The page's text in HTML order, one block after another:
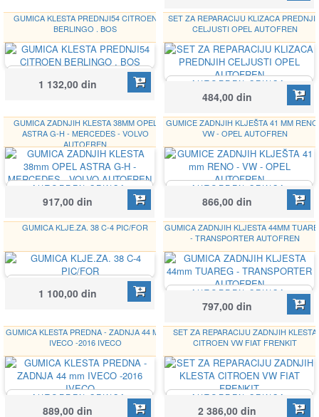
GUMICA KLESTA PREDNJI54 CITROEN
BERLINGO . BOS
D4617
1 132,00 din
SET ZA REPARACIJU KLIZACA
CELJUSTI OPEL AUTOFREN
AUTOFREN SEINSA
D4639
484,00 din
GUMICA ZADNJIH KLESTA 38MM OPEL
ASTRA G-H - MERCEDES - VOLVO
AUTOFREN
AUTOFREN SEINSA
D4650
917,00 din
GUMICE ZADNJIH KLJEŠTA 41 MM
VW - OPEL AUTOFREN
AUTOFREN SEINSA
D4656
866,00 din
GUMICA KLJE.ZA. 38 C-4 PIC/FOR
D42380
1 100,00 din
GUMICA ZADNJIH KLJESTA 44MM
- TRANSPORTER AUTOFREN
AUTOFREN SEINSA
D4713
797,00 din
GUMICA KLESTA PREDNA - ZADNJA 44 MM
IVECO -2016 IVECO
AUTOFREN SEINSA
D4786
889,00 din
SET ZA REPARACIJU ZADNJIH KLESTA
CITROEN VW FIAT FRENKIT
AUTOFREN SEINSA
D4846C
2 386,00 din